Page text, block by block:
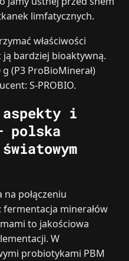
limfatycznych.
właściwości
bardziej bioaktywną.
(P3 ProBioMinerał)
S-PROBIO.
aspekty i
polska
połączeniu
: fermentacja minerałów
to jakościowa
W
probiotykami PBM